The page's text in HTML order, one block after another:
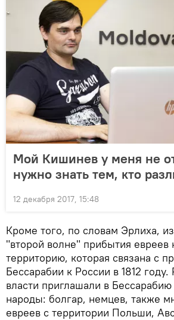
Мой Кишинев у меня не
нужно знать тем, кто
12 декабря 2017, 15:48
Кроме того, по словам Эрлиха,
"второй волне" прибытия евреев
территорию, которая связана с
Бессарабии к России в 1812 году.
власти приглашали в
народы: болгар, немцев, также
евреев с территории Польши,